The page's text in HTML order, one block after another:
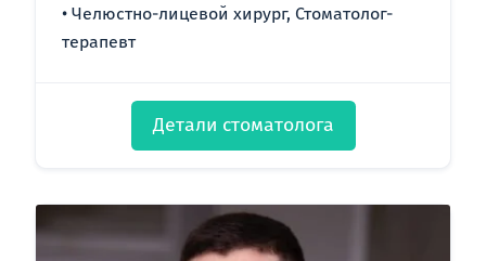
Челюстно-лицевой хирург, Стоматолог-
терапевт
Детали стоматолога